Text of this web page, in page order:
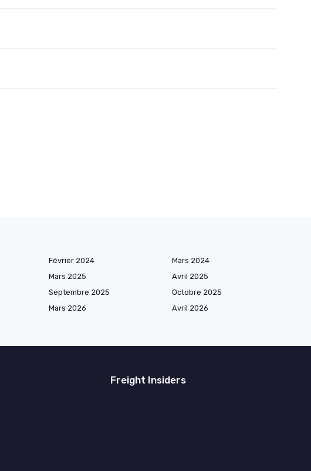
Février 2024
Mars 2024
Mars 2025
Avril 2025
Septembre 2025
Octobre 2025
Mars 2026
Avril 2026
Freight Insiders